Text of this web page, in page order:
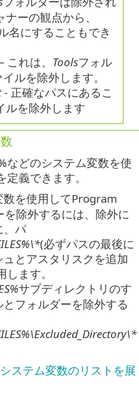
ーの観点から、
名にすることもでき
これは、 Toolsフォル
ルを除外します。
- 正確なパスにあるこ
ルを除外します
などのシステム変数を使
義できます。
数を使用してProgram
を除外するには、除外に
、パ
(必ずパスの最後に
とアスタリスクを追加
ます。
サブディレクトリのす
フォルダーを除外する
Excluded_Directory\*
ステム変数のリストを展